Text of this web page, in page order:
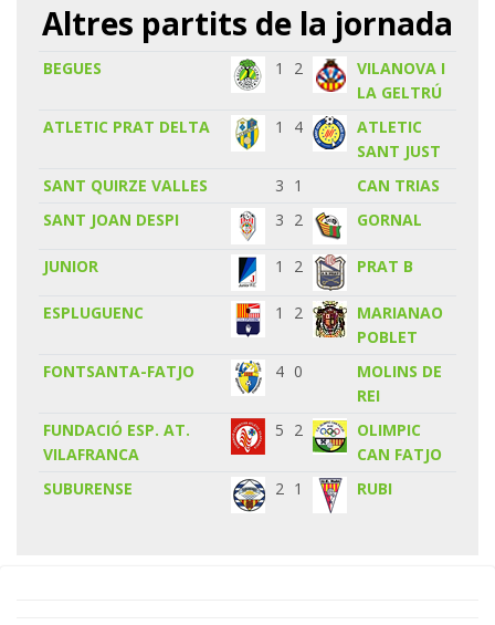
Altres partits de la jornada
BEGUES 1 2
VILANOVA I
LA GELTRÚ
ATLETIC PRAT DELTA
1 4
ATLETIC
SANT JUST
SANT QUIRZE VALLES
3 1
CAN TRIAS
SANT JOAN DESPI
3 2 GORNAL
JUNIOR 1 2 PRAT B
ESPLUGUENC 1 2
MARIANAO
POBLET
FONTSANTA-FATJO
4 0
MOLINS DE
REI
FUNDACIÓ ESP. AT.
VILAFRANCA
5 2
OLIMPIC
CAN FATJO
SUBURENSE
2 1 RUBI